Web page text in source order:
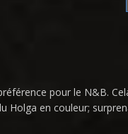
pour le N&B.
Holga en couleur;